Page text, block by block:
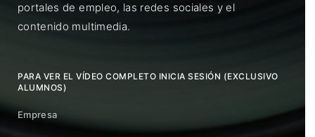
portales de empleo, las redes sociales y el
contenido multimedia.
PARA VER EL VÍDEO COMPLETO INICIA SESIÓN (EXCLUSIVO
ALUMNOS)
Empresa